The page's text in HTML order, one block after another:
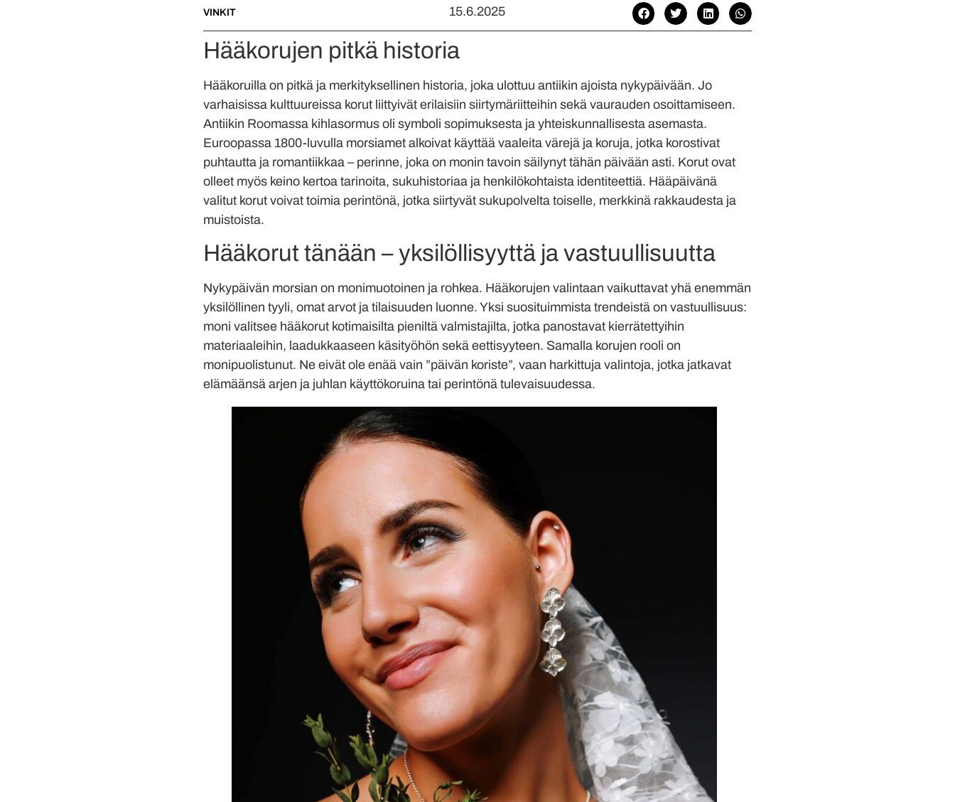
VINKIT 15.6.2025
Hääkorujen pitkä historia
Hääkoruilla on pitkä ja merkityksellinen historia, joka ulottuu antiikin ajoista nykypäivään. Jo
varhaisissa kulttuureissa korut liittyivät erilaisiin siirtymäriitteihin sekä vaurauden osoittamiseen.
Antiikin Roomassa kihlasormus oli symboli sopimuksesta ja yhteiskunnallisesta asemasta.
Euroopassa 1800-luvulla morsiamet alkoivat käyttää vaaleita värejä ja koruja, jotka korostivat
puhtautta ja romantiikkaa – perinne, joka on monin tavoin säilynyt tähän päivään asti. Korut ovat
olleet myös keino kertoa tarinoita, sukuhistoriaa ja henkilökohtaista identiteettiä. Hääpäivänä
valitut korut voivat toimia perintönä, jotka siirtyvät sukupolvelta toiselle, merkkinä rakkaudesta ja
muistoista.
Hääkorut tänään – yksilöllisyyttä ja vastuullisuutta
Nykypäivän morsian on monimuotoinen ja rohkea. Hääkorujen valintaan vaikuttavat yhä enemmän
yksilöllinen tyyli, omat arvot ja tilaisuuden luonne. Yksi suosituimmista trendeistä on vastuullisuus:
moni valitsee hääkorut kotimaisilta pieniltä valmistajilta, jotka panostavat kierrätettyihin
materiaaleihin, laadukkaaseen käsityöhön sekä eettisyyteen. Samalla korujen rooli on
monipuolistunut. Ne eivät ole enää vain ”päivän koriste”, vaan harkittuja valintoja, jotka jatkavat
elämäänsä arjen ja juhlan käyttökoruina tai perintönä tulevaisuudessa.